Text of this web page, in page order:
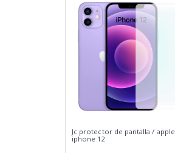
Jc protector de pantalla / apple
iphone 12